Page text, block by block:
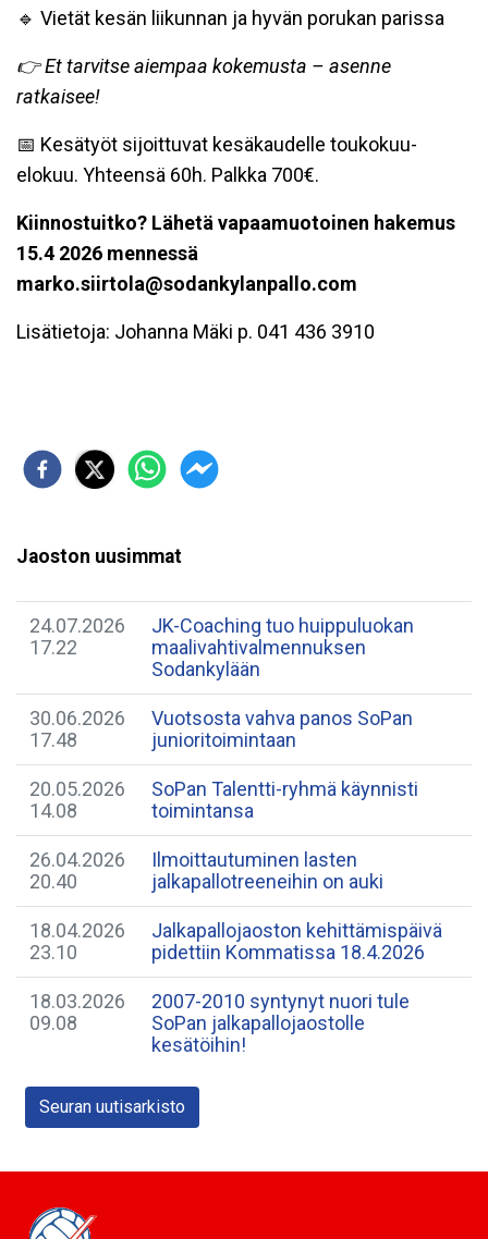
🔹 Vietät kesän liikunnan ja hyvän porukan parissa
👉 Et tarvitse aiempaa kokemusta – asenne
ratkaisee!
📅 Kesätyöt sijoittuvat kesäkaudelle toukokuu-
elokuu. Yhteensä 60h. Palkka 700€.
Kiinnostuitko? Lähetä vapaamuotoinen hakemus
15.4 2026 mennessä
marko.siirtola@sodankylanpallo.com
Lisätietoja: Johanna Mäki p. 041 436 3910
Jaoston uusimmat
24.07.2026
17.22
JK-Coaching tuo huippuluokan
maalivahtivalmennuksen
Sodankylään
30.06.2026
17.48
Vuotsosta vahva panos SoPan
junioritoimintaan
20.05.2026
14.08
SoPan Talentti-ryhmä käynnisti
toimintansa
26.04.2026
20.40
Ilmoittautuminen lasten
jalkapallotreeneihin on auki
18.04.2026
23.10
Jalkapallojaoston kehittämispäivä
pidettiin Kommatissa 18.4.2026
18.03.2026
09.08
2007-2010 syntynyt nuori tule
SoPan jalkapallojaostolle
kesätöihin!
Seuran uutisarkisto